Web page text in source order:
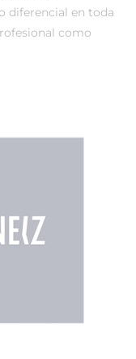
diferencial en toda
como